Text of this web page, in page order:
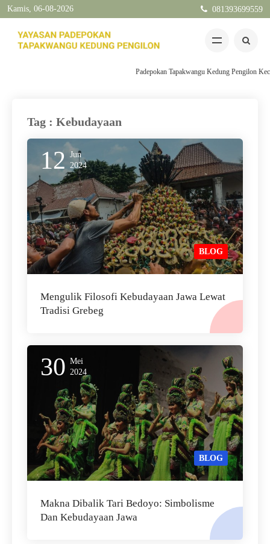
Kamis, 06-08-2026 081393699559
Padepokan Tapakwangu Kedung Pengilon Kec
Tag : Kebudayaan
12 Jun
2024
BLOG
Mengulik Filosofi Kebudayaan Jawa Lewat
Tradisi Grebeg
30 Mei
2024
BLOG
Makna Dibalik Tari Bedoyo: Simbolisme
Dan Kebudayaan Jawa